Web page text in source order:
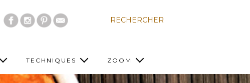
RECHERCHER
TECHNIQUES ZOOM